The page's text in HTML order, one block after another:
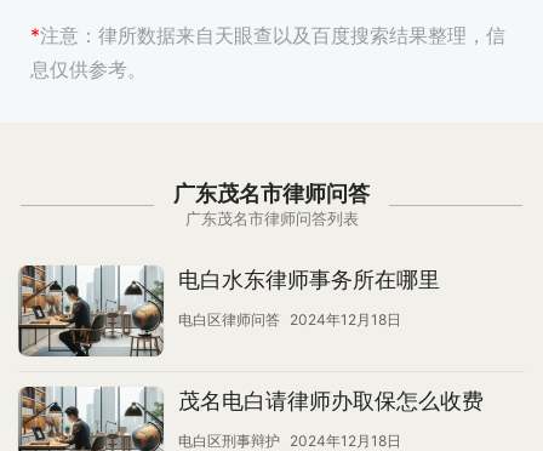
*注意： 律所数据来自天眼查以及百度搜索结果整理，信
息仅供参考。
广东茂名市律师问答
广东茂名市律师问答列表
电白水东律师事务所在哪里
电白区律师问答 2024年12月18日
茂名电白请律师办取保怎么收费
电白区刑事辩护 2024年12月18日